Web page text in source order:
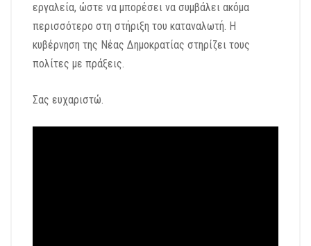
εργαλεία, ώστε να μπορέσει να συμβάλει ακόμα
περισσότερο στη στήριξη του καταναλωτή. Η
κυβέρνηση της Νέας Δημοκρατίας στηρίζει τους
πολίτες με πράξεις.
Σας ευχαριστώ.